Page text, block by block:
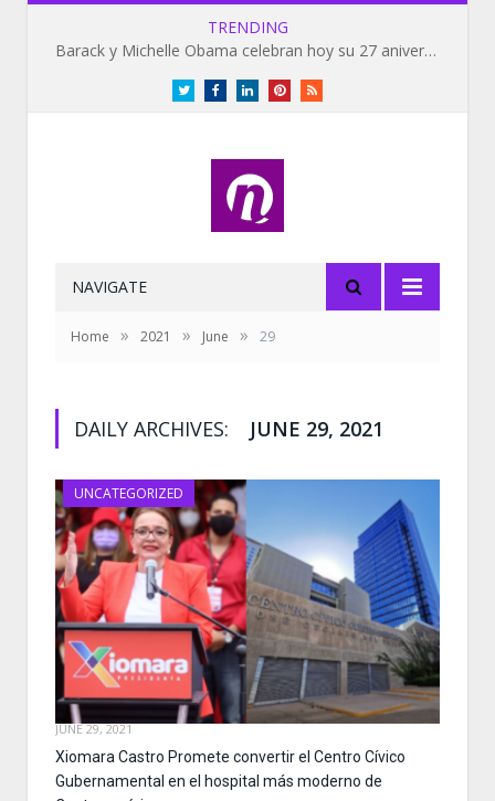
TRENDING
Barack y Michelle Obama celebran hoy su 27 aniversario de bodas
TwitterFacebookLinkedInPinterestRSS
NAVIGATE
Home » 2021 » June » 29
DAILY ARCHIVES: JUNE 29, 2021
UNCATEGORIZED
JUNE 29, 2021
Xiomara Castro Promete convertir el Centro Cívico
Gubernamental en el hospital más moderno de